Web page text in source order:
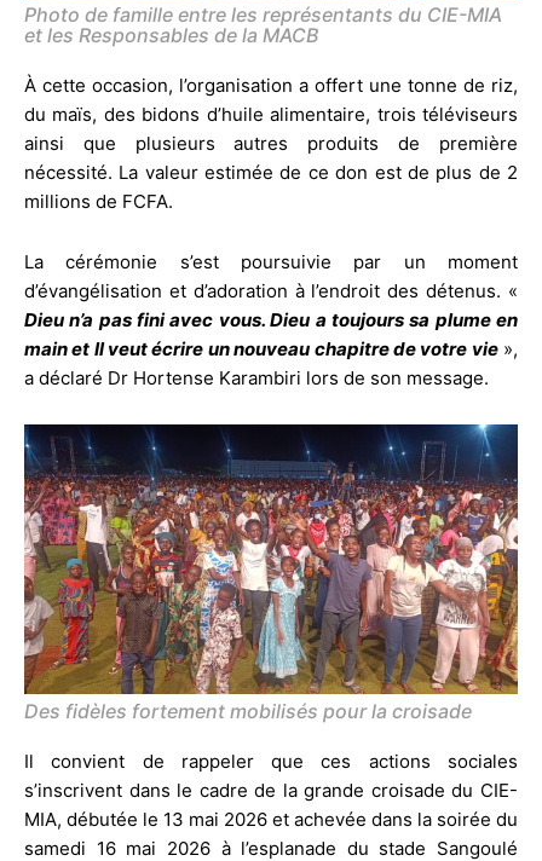
Photo de famille entre les représentants du CIE-MIA
et les Responsables de la MACB
À cette occasion, l’organisation a offert une tonne de riz,
du maïs, des bidons d’huile alimentaire, trois téléviseurs
ainsi que plusieurs autres produits de première
nécessité. La valeur estimée de ce don est de plus de 2
millions de FCFA.
La cérémonie s’est poursuivie par un moment
d’évangélisation et d’adoration à l’endroit des détenus. «
Dieu n’a pas fini avec vous. Dieu a toujours sa plume en
main et Il veut écrire un nouveau chapitre de votre vie»,
a déclaré Dr Hortense Karambiri lors de son message.
Des fidèles fortement mobilisés pour la croisade
Il convient de rappeler que ces actions sociales
s’inscrivent dans le cadre de la grande croisade du CIE-
MIA, débutée le 13 mai 2026 et achevée dans la soirée du
samedi 16 mai 2026 à l’esplanade du stade Sangoulé